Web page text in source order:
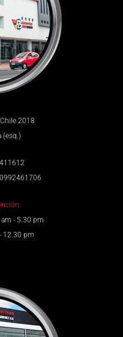
Chile 2018
(esq.)
am - 5.30 pm
12.30 pm